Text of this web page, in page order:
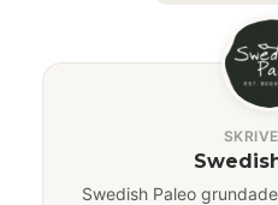
Swedish Paleo